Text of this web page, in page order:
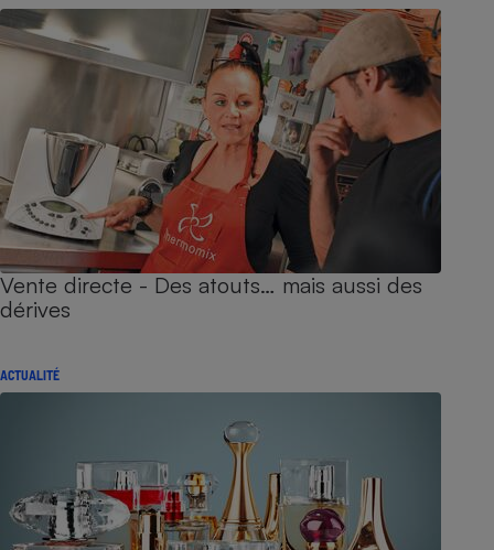
Vente directe - Des atouts… mais aussi des
dérives
ACTUALITÉ